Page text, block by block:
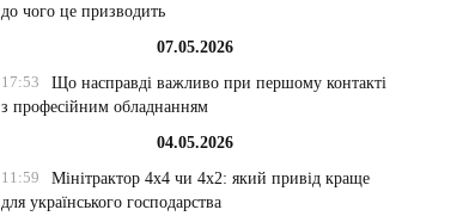
до чого це призводить
07.05.2026
17:53
Що насправді важливо при першому контакті
з професійним обладнанням
04.05.2026
11:59
Мінітрактор 4х4 чи 4х2: який привід краще
для українського господарства